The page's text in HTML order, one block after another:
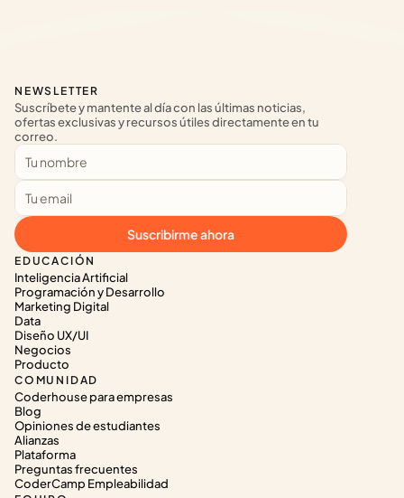
EDUCACIÓN
Inteligencia Artificial
Programación y Desarrollo
Marketing Digital
Data
Diseño UX/UI
Negocios
Producto
COMUNIDAD
Coderhouse para empresas
Blog
Opiniones de estudiantes
Alianzas
Plataforma
Preguntas frecuentes
CoderCamp Empleabilidad
NEWSLETTER
Suscríbete y mantente al día con las últimas noticias,
ofertas exclusivas y recursos útiles directamente en tu
correo.
Suscribirme ahora